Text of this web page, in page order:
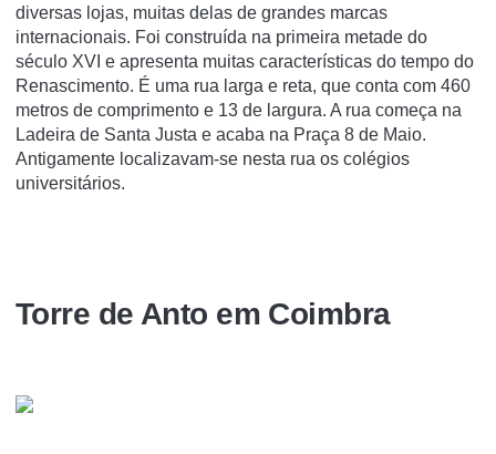
diversas lojas, muitas delas de grandes marcas
internacionais. Foi construí­da na primeira metade do
século XVI e apresenta muitas caracterí­sticas do tempo do
Renascimento. É uma rua larga e reta, que conta com 460
metros de comprimento e 13 de largura. A rua começa na
Ladeira de Santa Justa e acaba na Praça 8 de Maio.
Antigamente localizavam-se nesta rua os colégios
universitários.
Torre de Anto em Coimbra